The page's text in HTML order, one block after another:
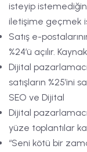
isteyip
iletişime geçmek
Satış e-
%24’ü açılır.
Dijital
satışların %25’ini
SEO ve Dijital
Dijital
yüze toplantılar
“Seni kötü bir